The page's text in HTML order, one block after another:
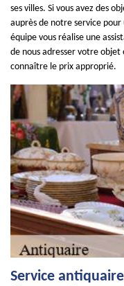
ses villes. Si vous avez des
auprès de notre service
équipe vous réalise une
de nous adresser votre objet
connaître le prix approprié.
Service